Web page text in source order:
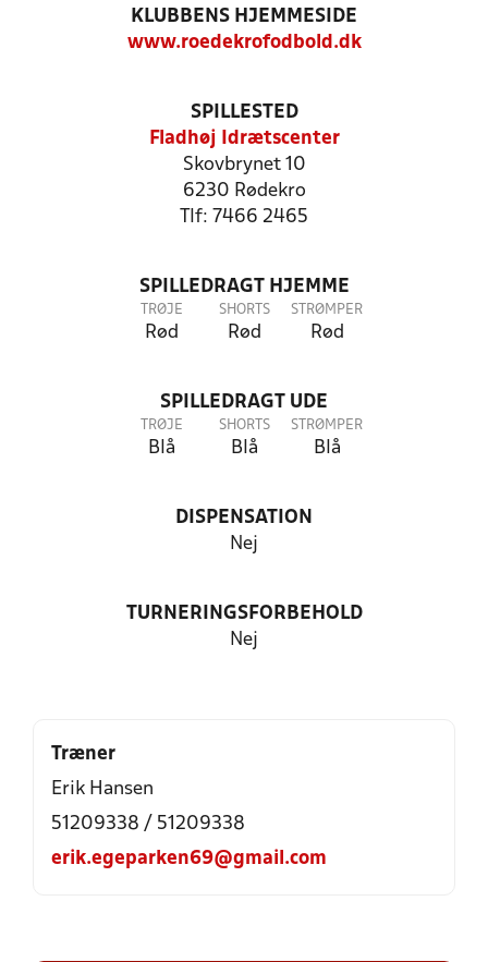
KLUBBENS HJEMMESIDE
www.roedekrofodbold.dk
SPILLESTED
Fladhøj Idrætscenter
Skovbrynet 10
6230 Rødekro
Tlf: 7466 2465
SPILLEDRAGT HJEMME
TRØJE
Rød
SHORTS
Rød
STRØMPER
Rød
SPILLEDRAGT UDE
TRØJE
Blå
SHORTS
Blå
STRØMPER
Blå
DISPENSATION
Nej
TURNERINGSFORBEHOLD
Nej
Træner
Erik Hansen
51209338 / 51209338
erik.egeparken69@gmail.com